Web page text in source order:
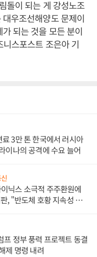
돌이 되는 게 강성노조
우조선해양도 문제이
되는 것을 모든 분이
스포스트 조은아 기
3만 톤 한국에서 러시아
이나의 공격에 수요 늘어
닉스 소극적 주주환원에
, "반도체 호황 지속성 의
프 정부 풍력 프로젝트 동결
제 명령 내려